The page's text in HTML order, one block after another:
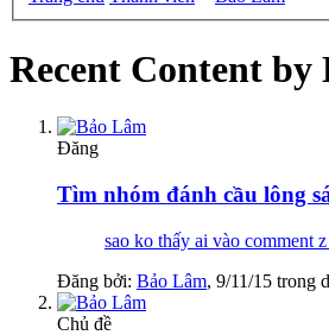
Recent Content by
Đăng
Tìm nhóm đánh cầu lông
sao ko thấy ai vào comment
Đăng bởi: Bảo Lâm, 9/11/15 trong
Chủ đề